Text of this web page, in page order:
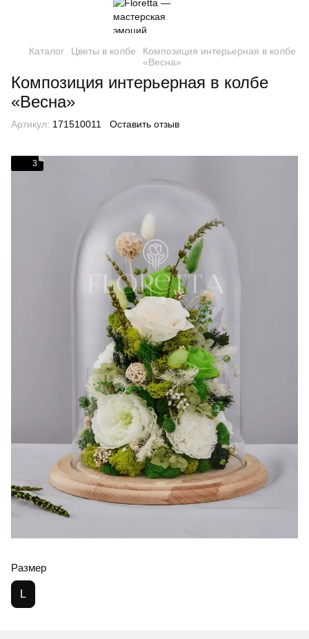
Каталог Цветы в колбе
Композиция интерьерная в колбе
«Весна»
Композиция интерьерная в колбе
«Весна»
Артикул: 171510011 Оставить отзыв
3
Размер
L